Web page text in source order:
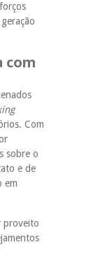
com
Com
sobre o
e de
em
proveito